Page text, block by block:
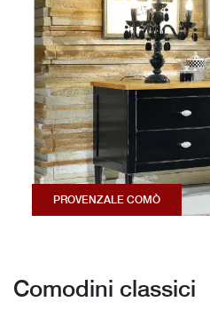
PROVENZALE COMÒ
Comodini classici